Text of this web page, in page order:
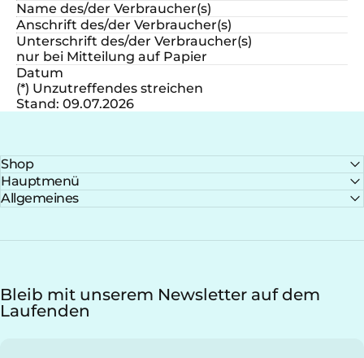
Name des/der Verbraucher(s)
Anschrift des/der Verbraucher(s)
Unterschrift des/der Verbraucher(s)
nur bei Mitteilung auf Papier
Datum
(*) Unzutreffendes streichen
Stand: 09.07.2026
Shop
Hauptmenü
Allgemeines
Bleib mit unserem Newsletter auf dem
Laufenden